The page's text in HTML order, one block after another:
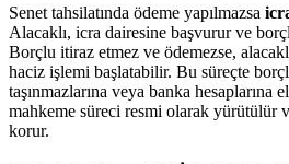
Senet tahsilatında ödeme yapılmazsa
Alacaklı, icra dairesine başvurur ve
Borçlu itiraz etmez ve ödemezse,
haciz işlemi başlatabilir. Bu süreçte
taşınmazlarına veya banka hesaplarına
mahkeme süreci resmi olarak yürütülür
korur.